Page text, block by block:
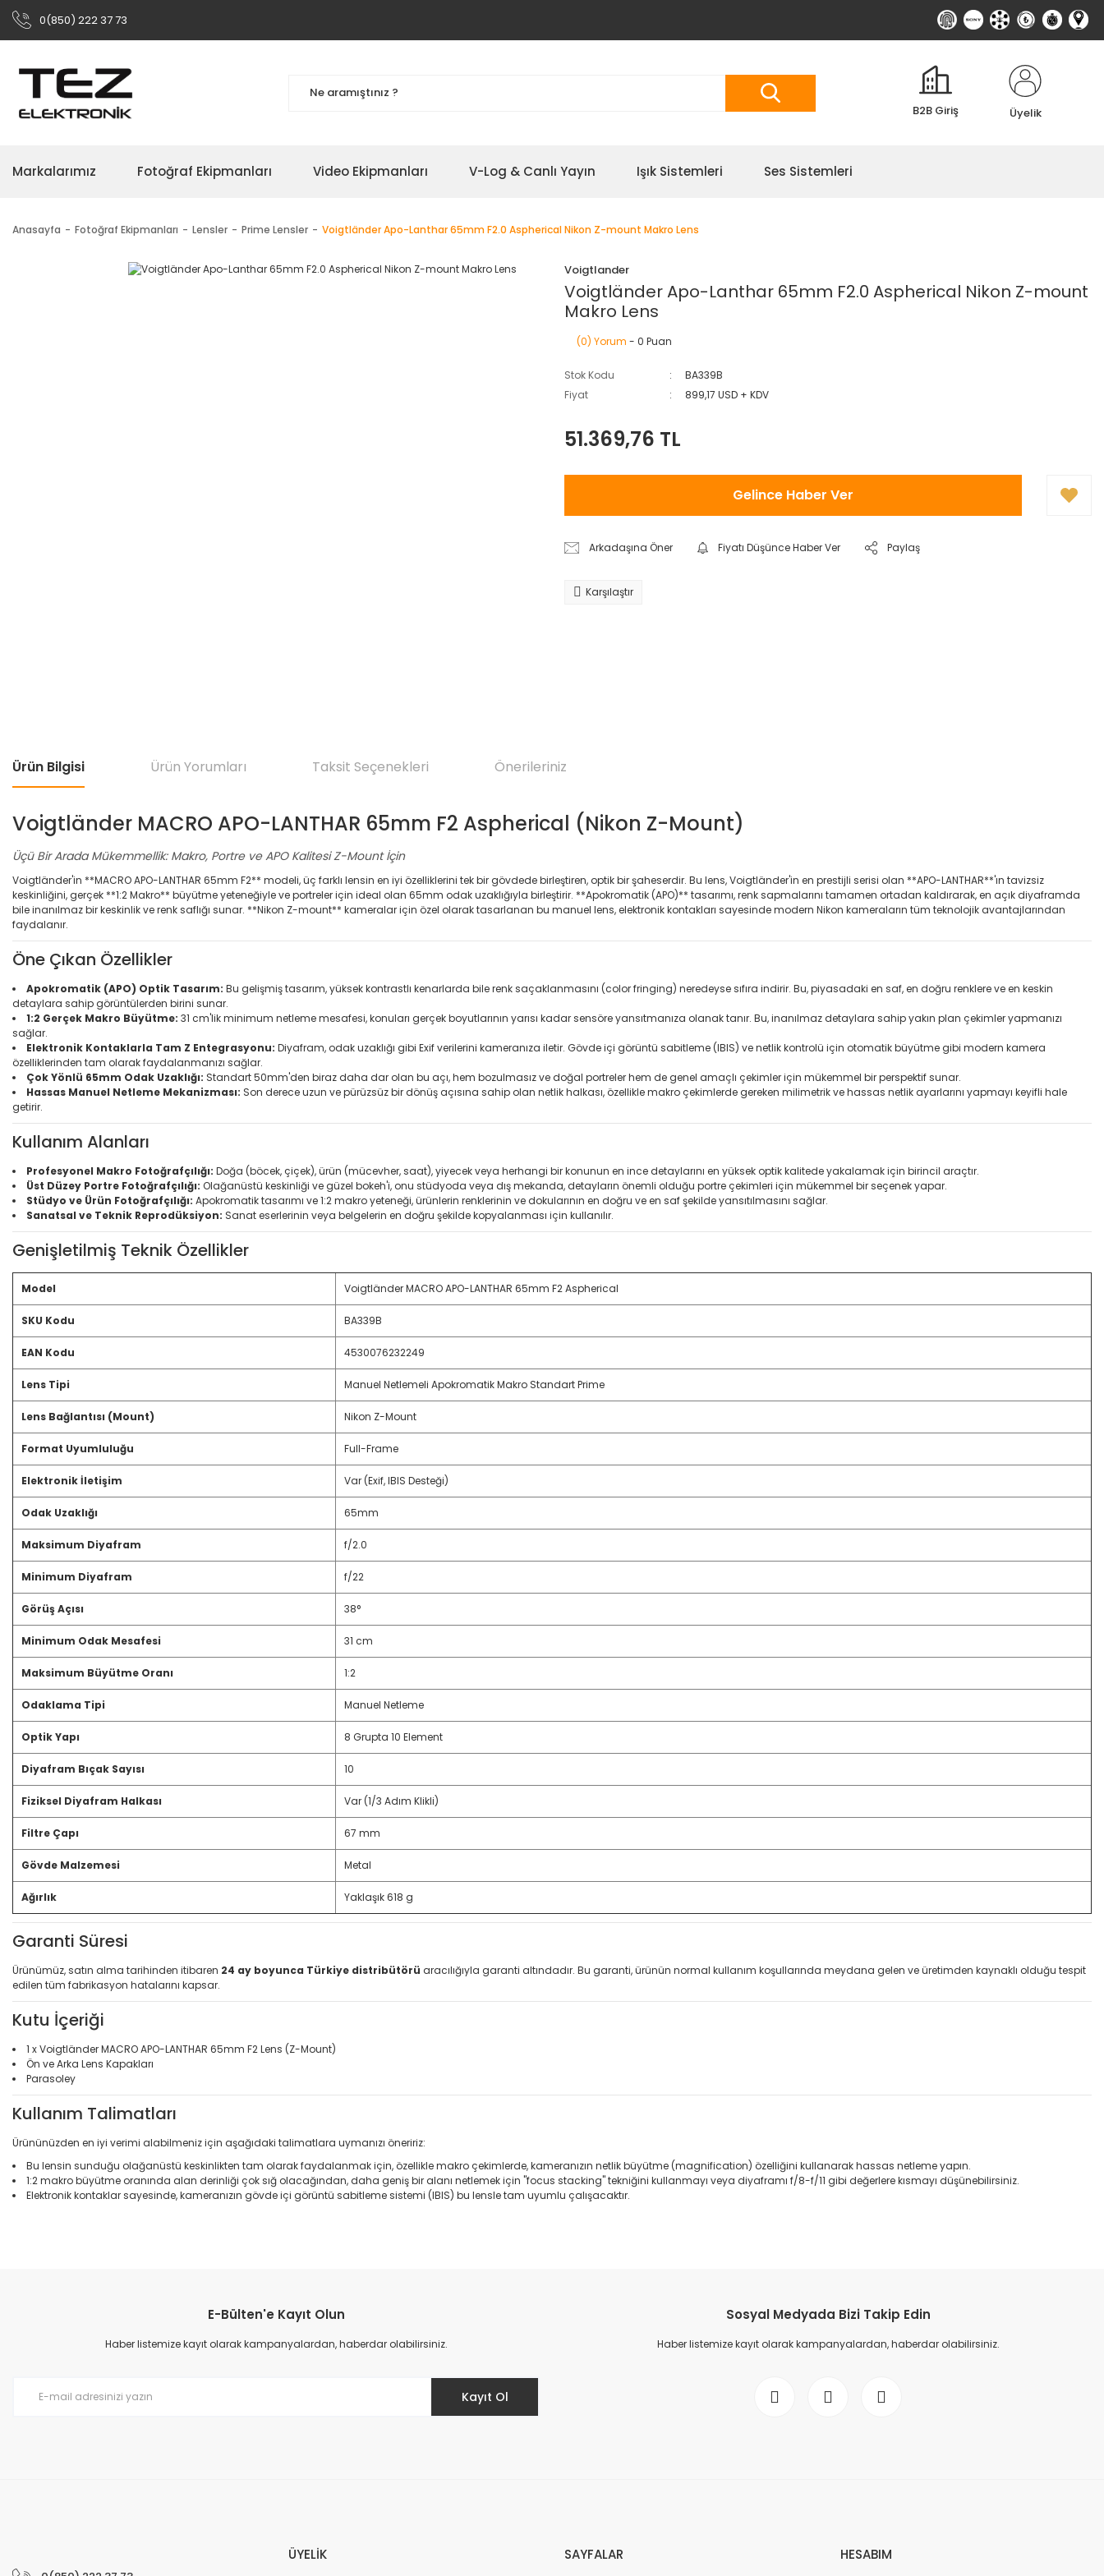
0(850) 222 37 73
B2B Giriş Üyelik
Markalarımız Fotoğraf Ekipmanları Video Ekipmanları V-Log & Canlı Yayın Işık Sistemleri Ses Sistemleri
Anasayfa Fotoğraf Ekipmanları Lensler Prime Lensler Voigtländer Apo-Lanthar 65mm F2.0 Aspherical Nikon Z-mount Makro Lens
Voigtlander
Voigtländer Apo-Lanthar 65mm F2.0 Aspherical Nikon Z-mount
Makro Lens
(0) Yorum - 0 Puan
Stok Kodu
BA339B
Fiyat
899,17 USD + KDV
51.369,76 TL
Gelince Haber Ver
Arkadaşına Öner Fiyatı Düşünce Haber Ver Paylaş
Karşılaştır
Ürün Bilgisi Ürün Yorumları Taksit Seçenekleri Önerileriniz
Voigtländer MACRO APO-LANTHAR 65mm F2 Aspherical (Nikon Z-Mount)
Üçü Bir Arada Mükemmellik: Makro, Portre ve APO Kalitesi Z-Mount İçin
Voigtländer'in **MACRO APO-LANTHAR 65mm F2** modeli, üç farklı lensin en iyi özelliklerini tek bir gövdede birleştiren, optik bir şaheserdir. Bu lens, Voigtländer'in en prestijli serisi olan **APO-LANTHAR**'ın tavizsiz
keskinliğini, gerçek **1:2 Makro** büyütme yeteneğiyle ve portreler için ideal olan 65mm odak uzaklığıyla birleştirir. **Apokromatik (APO)** tasarımı, renk sapmalarını tamamen ortadan kaldırarak, en açık diyaframda
bile inanılmaz bir keskinlik ve renk saflığı sunar. **Nikon Z-mount** kameralar için özel olarak tasarlanan bu manuel lens, elektronik kontakları sayesinde modern Nikon kameraların tüm teknolojik avantajlarından
faydalanır.
Öne Çıkan Özellikler
Apokromatik (APO) Optik Tasarım: Bu gelişmiş tasarım, yüksek kontrastlı kenarlarda bile renk saçaklanmasını (color fringing) neredeyse sıfıra indirir. Bu, piyasadaki en saf, en doğru renklere ve en keskin
detaylara sahip görüntülerden birini sunar.
1:2 Gerçek Makro Büyütme: 31 cm'lik minimum netleme mesafesi, konuları gerçek boyutlarının yarısı kadar sensöre yansıtmanıza olanak tanır. Bu, inanılmaz detaylara sahip yakın plan çekimler yapmanızı
sağlar.
Elektronik Kontaklarla Tam Z Entegrasyonu: Diyafram, odak uzaklığı gibi Exif verilerini kameranıza iletir. Gövde içi görüntü sabitleme (IBIS) ve netlik kontrolü için otomatik büyütme gibi modern kamera
özelliklerinden tam olarak faydalanmanızı sağlar.
Çok Yönlü 65mm Odak Uzaklığı: Standart 50mm'den biraz daha dar olan bu açı, hem bozulmasız ve doğal portreler hem de genel amaçlı çekimler için mükemmel bir perspektif sunar.
Hassas Manuel Netleme Mekanizması: Son derece uzun ve pürüzsüz bir dönüş açısına sahip olan netlik halkası, özellikle makro çekimlerde gereken milimetrik ve hassas netlik ayarlarını yapmayı keyifli hale
getirir.
Kullanım Alanları
Profesyonel Makro Fotoğrafçılığı: Doğa (böcek, çiçek), ürün (mücevher, saat), yiyecek veya herhangi bir konunun en ince detaylarını en yüksek optik kalitede yakalamak için birincil araçtır.
Üst Düzey Portre Fotoğrafçılığı: Olağanüstü keskinliği ve güzel bokeh'i, onu stüdyoda veya dış mekanda, detayların önemli olduğu portre çekimleri için mükemmel bir seçenek yapar.
Stüdyo ve Ürün Fotoğrafçılığı: Apokromatik tasarımı ve 1:2 makro yeteneği, ürünlerin renklerinin ve dokularının en doğru ve en saf şekilde yansıtılmasını sağlar.
Sanatsal ve Teknik Reprodüksiyon: Sanat eserlerinin veya belgelerin en doğru şekilde kopyalanması için kullanılır.
Genişletilmiş Teknik Özellikler
Model Voigtländer MACRO APO-LANTHAR 65mm F2 Aspherical
SKU Kodu BA339B
EAN Kodu 4530076232249
Lens Tipi Manuel Netlemeli Apokromatik Makro Standart Prime
Lens Bağlantısı (Mount) Nikon Z-Mount
Format Uyumluluğu Full-Frame
Elektronik İletişim Var (Exif, IBIS Desteği)
Odak Uzaklığı 65mm
Maksimum Diyafram f/2.0
Minimum Diyafram f/22
Görüş Açısı 38°
Minimum Odak Mesafesi 31 cm
Maksimum Büyütme Oranı 1:2
Odaklama Tipi Manuel Netleme
Optik Yapı 8 Grupta 10 Element
Diyafram Bıçak Sayısı 10
Fiziksel Diyafram Halkası Var (1/3 Adım Klikli)
Filtre Çapı 67 mm
Gövde Malzemesi Metal
Ağırlık Yaklaşık 618 g
Garanti Süresi
Ürünümüz, satın alma tarihinden itibaren 24 ay boyunca Türkiye distribütörü aracılığıyla garanti altındadır. Bu garanti, ürünün normal kullanım koşullarında meydana gelen ve üretimden kaynaklı olduğu tespit
edilen tüm fabrikasyon hatalarını kapsar.
Kutu İçeriği
1 x Voigtländer MACRO APO-LANTHAR 65mm F2 Lens (Z-Mount)
Ön ve Arka Lens Kapakları
Parasoley
Kullanım Talimatları
Ürününüzden en iyi verimi alabilmeniz için aşağıdaki talimatlara uymanızı öneririz:
Bu lensin sunduğu olağanüstü keskinlikten tam olarak faydalanmak için, özellikle makro çekimlerde, kameranızın netlik büyütme (magnification) özelliğini kullanarak hassas netleme yapın.
1:2 makro büyütme oranında alan derinliği çok sığ olacağından, daha geniş bir alanı netlemek için "focus stacking" tekniğini kullanmayı veya diyaframı f/8-f/11 gibi değerlere kısmayı düşünebilirsiniz.
Elektronik kontaklar sayesinde, kameranızın gövde içi görüntü sabitleme sistemi (IBIS) bu lensle tam uyumlu çalışacaktır.
Ürün resmi kalitesiz, bozuk veya görüntülenemiyor.
Ürün açıklamasında eksik bilgiler bulunuyor.
E-Bülten'e Kayıt Olun
Haber listemize kayıt olarak kampanyalardan, haberdar olabilirsiniz.
Kayıt Ol
Sosyal Medyada Bizi Takip Edin
Haber listemize kayıt olarak kampanyalardan, haberdar olabilirsiniz.
ÜYELİK SAYFALAR HESABIM